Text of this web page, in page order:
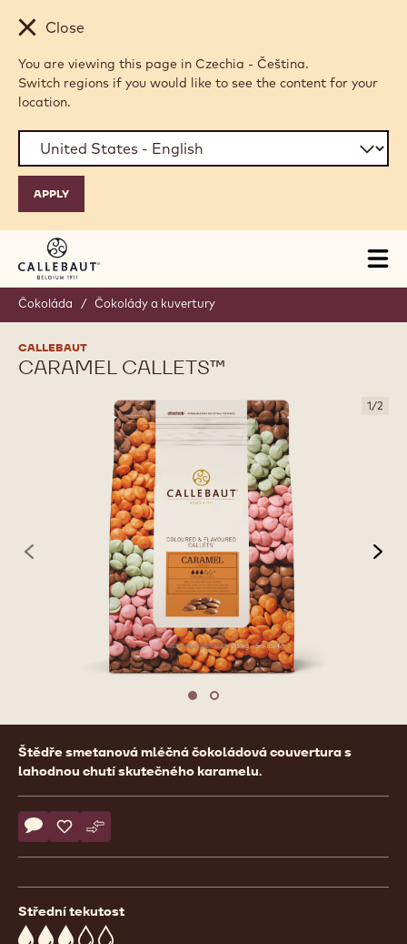
Skip to main content
Close
You are viewing this page in Czechia - Čeština.
Switch regions if you would like to see the content for your
location.
Čokoláda / Čokolády a kuvertury
CALLEBAUT
CARAMEL CALLETS™
1/2
previous
Move to slide 1
Move to slide 2
Product
information
Štědře smetanová mléčná čokoládová couvertura s
lahodnou chutí skutečného karamelu.
Actions
Napsat komentář
- Caramel Callets™
Uložit
- Caramel Callets™
Srovnat
- Caramel Callets™
Střední tekutost